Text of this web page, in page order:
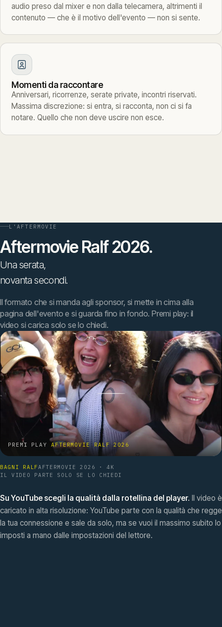
audio preso dal mixer e non dalla telecamera, altrimenti il
contenuto — che è il motivo dell'evento — non si sente.
Momenti da raccontare
Anniversari, ricorrenze, serate private, incontri riservati.
Massima discrezione: si entra, si racconta, non ci si fa
notare. Quello che non deve uscire non esce.
L'AFTERMOVIE
AftermovieRalf2026.
Una serata,
novanta secondi.
Il formato che si manda agli sponsor, si mette in cima alla
pagina dell'evento e si guarda fino in fondo. Premi play: il
video si carica solo se lo chiedi.
PREMI PLAY AFTERMOVIE RALF 2026
BAGNI RALFAFTERMOVIE 2026 · 4K
IL VIDEO PARTE SOLO SE LO CHIEDI
Su YouTube scegli la qualità dalla rotellina del player. Il video è
caricato in alta risoluzione: YouTube parte con la qualità che regge
la tua connessione e sale da solo, ma se vuoi il massimo subito lo
imposti a mano dalle impostazioni del lettore.